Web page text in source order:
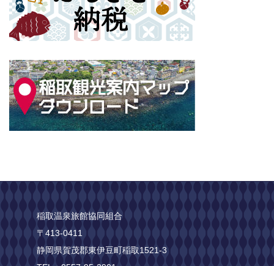
稲取温泉旅館協同組合
〒413-0411
静岡県賀茂郡東伊豆町稲取1521-3